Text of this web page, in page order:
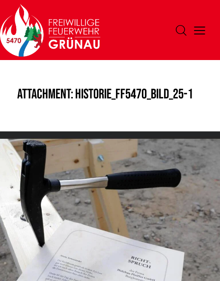
Attachment: Historie_FF5470_Bild_25-1